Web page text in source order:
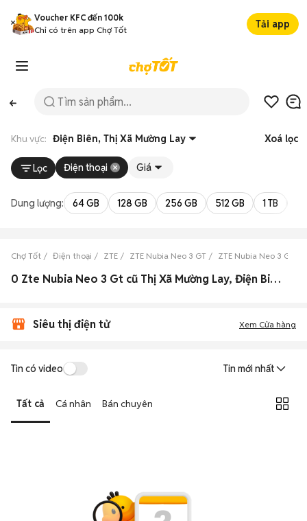
Voucher KFC đến 100k
Chỉ có trên app Chợ Tốt
Tải app
Khu vực: Điện Biên, Thị Xã Mường Lay Xoá lọc
Lọc Điện thoại Giá
Dung lượng: 64 GB 128 GB 256 GB 512 GB 1 TB
Chợ Tốt Điện thoại ZTE ZTE Nubia Neo 3 GT ZTE Nubia Neo 3 GT
0 Zte Nubia Neo 3 Gt cũ Thị Xã Mường Lay, Điện Biên đẹp
Siêu thị điện tử Xem Cửa hàng
Tin có video Tin mới nhất
Tất cả Cá nhân Bán chuyên